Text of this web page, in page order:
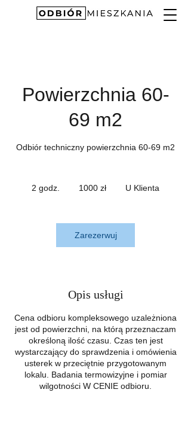
Powierzchnia 60-
69 m2
Odbiór techniczny powierzchnia 60-69 m2
2 godz.
d
polskich
1000 zł U Klienta
Zarezerwuj
Opis usługi
Cena odbioru kompleksowego uzależniona
jest od powierzchni, na którą przeznaczam
określoną ilość czasu. Czas ten jest
wystarczający do sprawdzenia i omówienia
usterek w przeciętnie przygotowanym
lokalu. Badania termowizyjne i pomiar
wilgotności W CENIE odbioru.